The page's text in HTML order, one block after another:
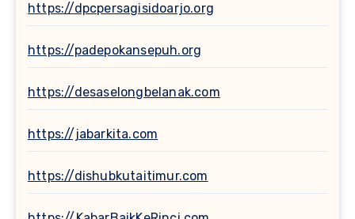
https://dpcpersagisidoarjo.org
https://padepokansepuh.org
https://desaselongbelanak.com
https://jabarkita.com
https://dishubkutaitimur.com